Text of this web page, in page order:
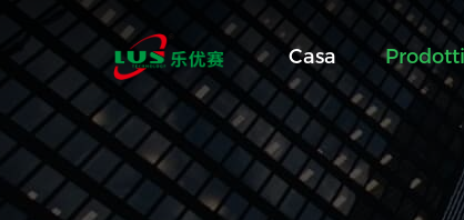
Casa Prodotti